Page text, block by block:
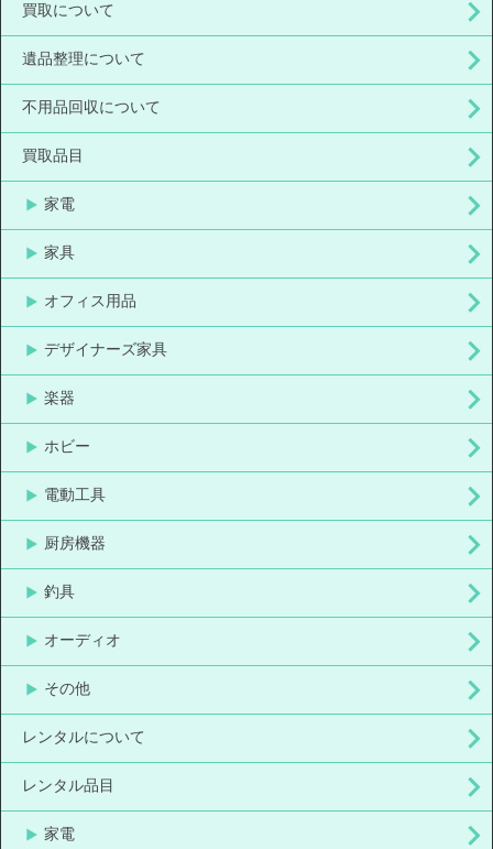
買取について
遺品整理について
不用品回収について
買取品目
家電
家具
オフィス用品
デザイナーズ家具
楽器
ホビー
電動工具
厨房機器
釣具
オーディオ
その他
レンタルについて
レンタル品目
家電